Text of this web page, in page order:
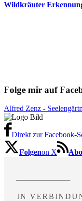
Wildkräuter
Folge mir auf
Alfred Zenz -
Direkt zur Facebook-
Folgenon X
IN